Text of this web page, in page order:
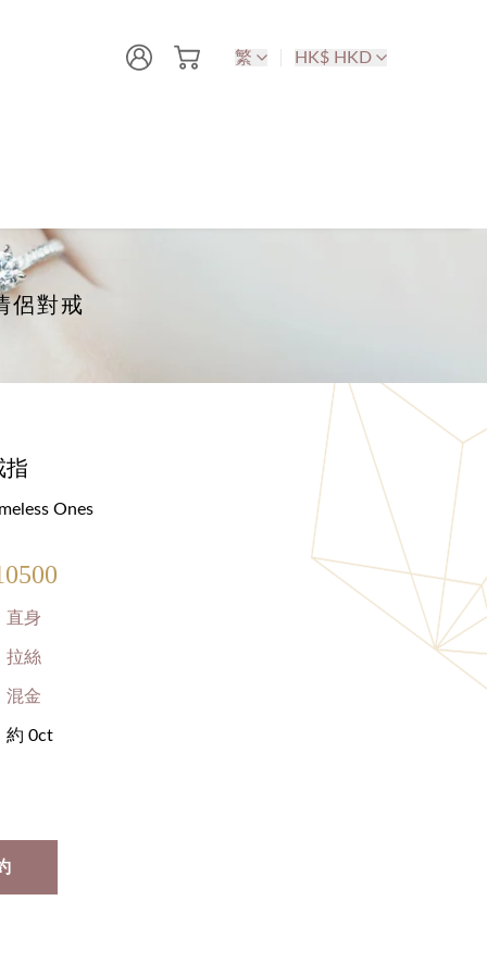
繁 HK$ HKD
侶對戒
指
Ones
直身
拉絲
混金
約 0ct